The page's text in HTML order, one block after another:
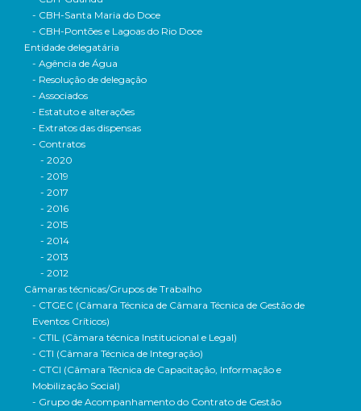
- CBH-Santa Maria do Doce
- CBH-Pontões e Lagoas do Rio Doce
Entidade delegatária
- Agência de Água
- Resolução de delegação
- Associados
- Estatuto e alterações
- Extratos das dispensas
- Contratos
- 2020
- 2019
- 2017
- 2016
- 2015
- 2014
- 2013
- 2012
Câmaras técnicas/Grupos de Trabalho
- CTGEC (Câmara Técnica de Câmara Técnica de Gestão de
Eventos Críticos)
- CTIL (Câmara técnica Institucional e Legal)
- CTI (Câmara Técnica de Integração)
- CTCI (Câmara Técnica de Capacitação, Informação e
Mobilização Social)
- Grupo de Acompanhamento do Contrato de Gestão